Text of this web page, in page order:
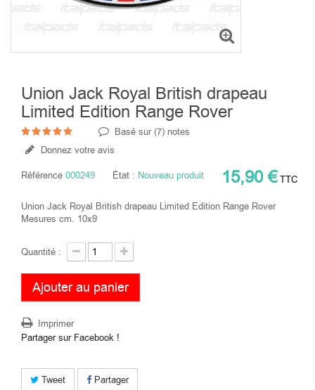
Union Jack Royal British drapeau
Limited Edition Range Rover
Basé sur (7) notes
Donnez votre avis
Référence 000249 État : Nouveau produit 15,90 €TTC
Union Jack Royal British drapeau Limited Edition Range Rover
Mesures cm. 10x9
Quantité :
Ajouter au panier
Imprimer
Partager sur Facebook !
Tweet Partager